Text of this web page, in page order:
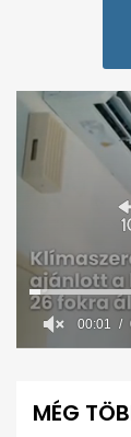
minute,
00:02
MÉG